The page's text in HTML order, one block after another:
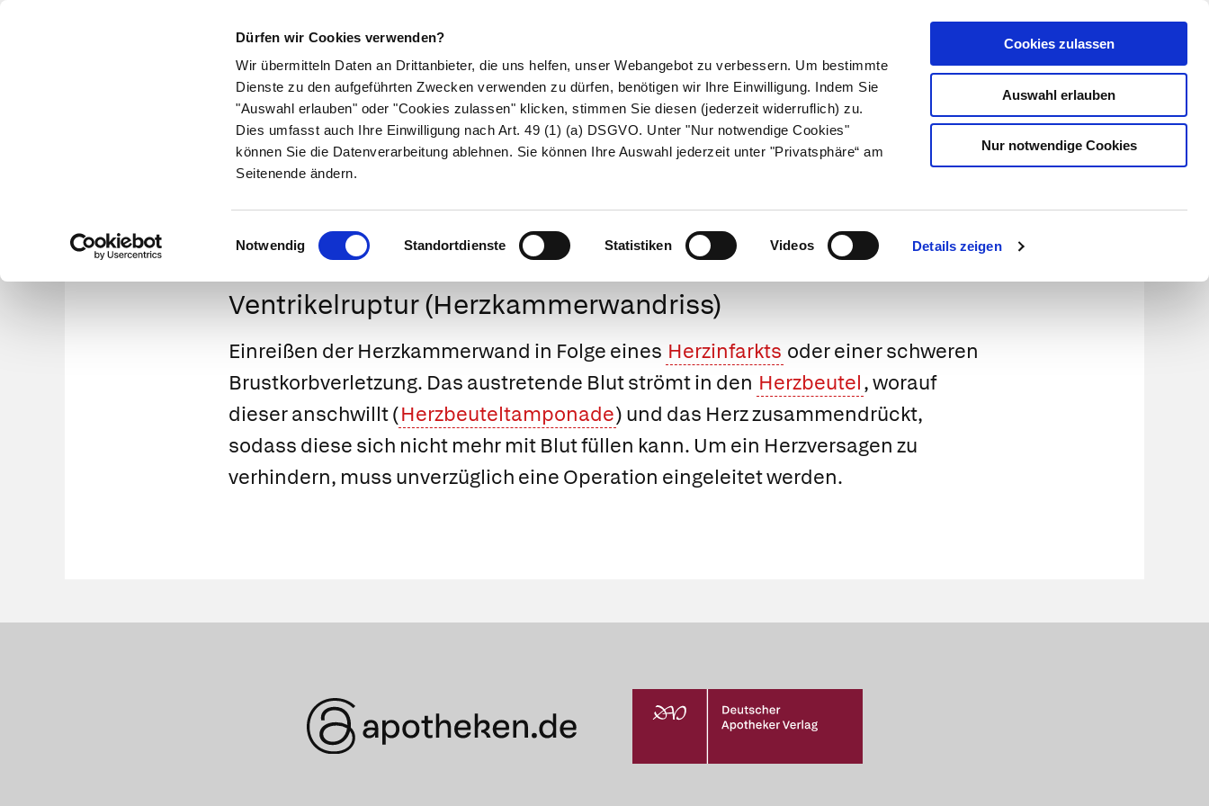
Dürfen wir Cookies verwenden?
Wir übermitteln Daten an Drittanbieter, die uns helfen, unser Webangebot zu verbessern. Um bestimmte
Dienste zu den aufgeführten Zwecken verwenden zu dürfen, benötigen wir Ihre Einwilligung. Indem Sie
"Auswahl erlauben" oder "Cookies zulassen" klicken, stimmen Sie diesen (jederzeit widerruflich) zu.
Dies umfasst auch Ihre Einwilligung nach Art. 49 (1) (a) DSGVO. Unter "Nur notwendige Cookies"
können Sie die Datenverarbeitung ablehnen. Sie können Ihre Auswahl jederzeit unter "Privatsphäre“ am
Seitenende ändern.
Einwilligungsauswahl
Notwendig Standortdienste Statistiken Videos Details zeigen
Cookies zulassen
Auswahl erlauben
Nur notwendige Cookies
Kundenlogin
Suche
Symptome Therapie Medikamente Naturheilkunde Eltern & Kind Gesund leben Über uns
Medizinlexikon
Ventrikelruptur (Herzkammerwandriss)
Einreißen der Herzkammerwand in Folge eines Herzinfarkts oder einer schweren
Brustkorbverletzung. Das austretende Blut strömt in den Herzbeutel, worauf
dieser anschwillt (Herzbeuteltamponade) und das Herz zusammendrückt,
sodass diese sich nicht mehr mit Blut füllen kann. Um ein Herzversagen zu
verhindern, muss unverzüglich eine Operation eingeleitet werden.